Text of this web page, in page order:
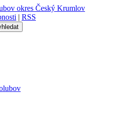
okres Český Krumlov
| RSS